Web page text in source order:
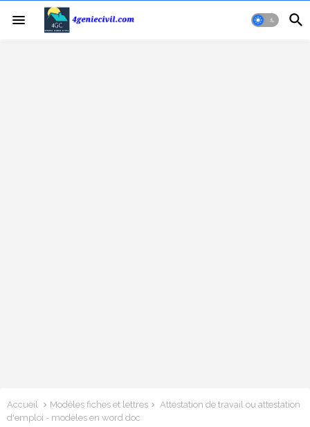
Accueil Modèles fiches et lettres
Attestation de travail ou attestation
d'emploi - modèles en word doc